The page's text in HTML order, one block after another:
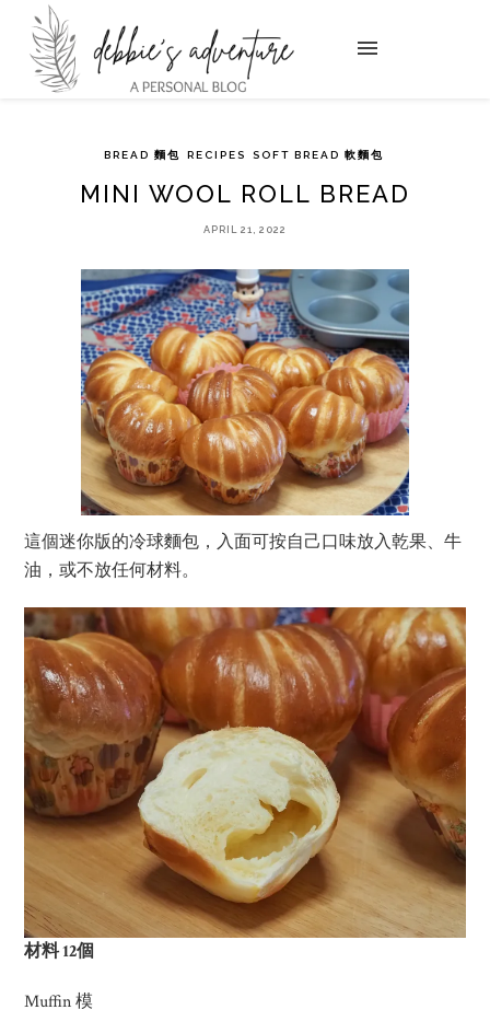
BREAD 麵包 RECIPES SOFT BREAD 軟麵包
MINI WOOL ROLL BREAD
APRIL 21, 2022
這個迷你版的冷球麵包，入面可按自己口味放入乾果、牛
油，或不放任何材料。
材料 12個
Muffin 模